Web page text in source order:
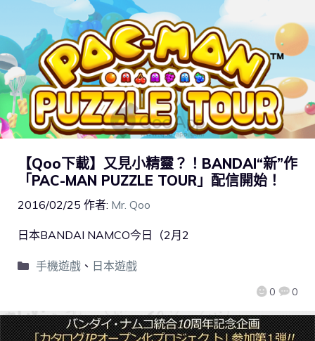
【Qoo下載】又見小精靈？！BANDAI“新”作
「PAC-MAN PUZZLE TOUR」配信開始！
2016/02/25 作者: Mr. Qoo
0 0
日本BANDAI NAMCO今日（2月2
手機遊戲、 日本遊戲